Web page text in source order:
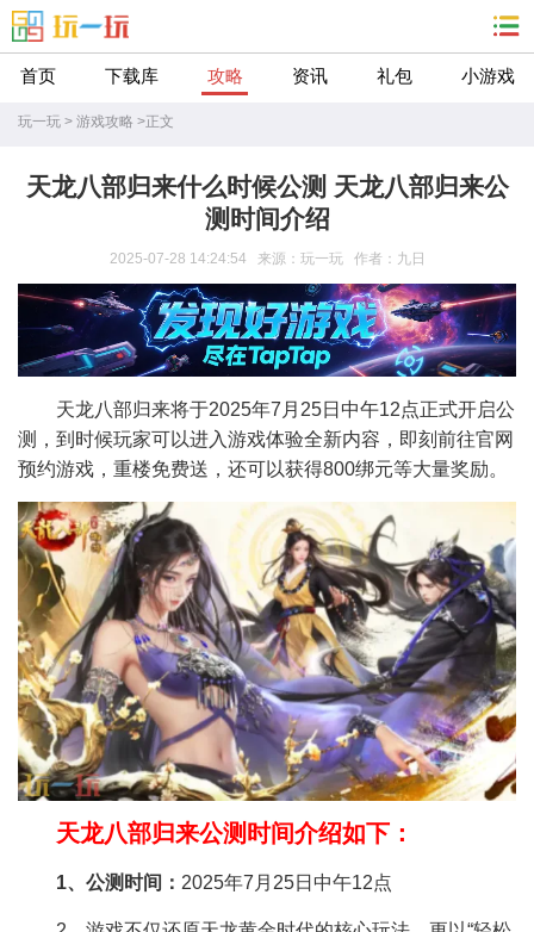
首页 下载库 攻略 资讯 礼包 小游戏
玩一玩 > 游戏攻略 >正文
天龙八部归来什么时候公测 天龙八部归来公
测时间介绍
2025-07-28 14:24:54 来源：玩一玩 作者：九日
天龙八部归来将于2025年7月25日中午12点正式开启公
测，到时候玩家可以进入游戏体验全新内容，即刻前往官网
预约游戏，重楼免费送，还可以获得800绑元等大量奖励。
天龙八部归来公测时间介绍如下：
1、公测时间： 2025年7月25日中午12点